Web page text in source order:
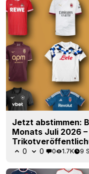
Jetzt abstimmen:
Monats Juli 2026
0 0 0 1.7K 9